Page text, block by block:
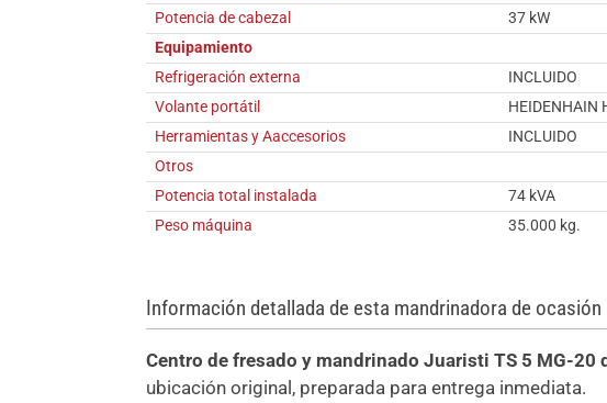
Potencia de cabezal
37 kW
Equipamiento
Refrigeración externa
INCLUIDO
Volante portátil
HEIDENHAIN
Herramientas y Aaccesorios
INCLUIDO
Otros
Potencia total instalada
74 kVA
Peso máquina
35.000 kg.
Información detallada de esta mandrinadora de ocasión
Centro de fresado y mandrinado Juaristi TS 5 MG-20
ubicación original, preparada para entrega inmediata.